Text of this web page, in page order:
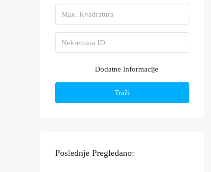
Dodatne Informacije
Traži
Poslednje Pregledano: